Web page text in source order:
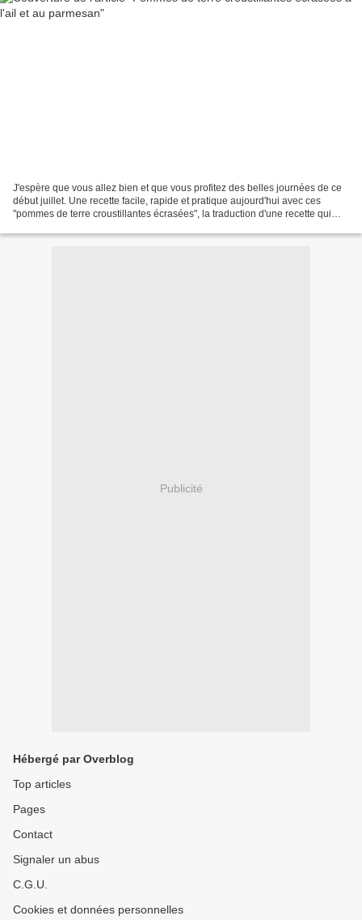
J'espère que vous allez bien et que vous profitez des belles journées de ce
début juillet. Une recette facile, rapide et pratique aujourd'hui avec ces
"pommes de terre croustillantes écrasées", la traduction d'une recette qui
Publicité
Hébergé par Overblog
Top articles
Pages
Contact
Signaler un abus
C.G.U.
Cookies et données personnelles